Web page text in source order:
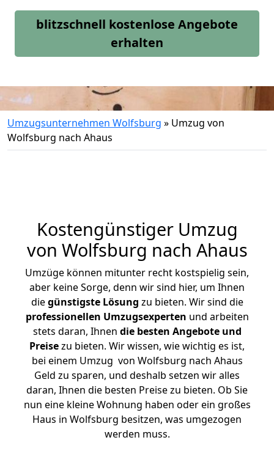
blitzschnell kostenlose Angebote
erhalten
Umzugsunternehmen Wolfsburg » Umzug von
Wolfsburg nach Ahaus
Kostengünstiger Umzug
von Wolfsburg nach Ahaus
Umzüge können mitunter recht kostspielig sein,
aber keine Sorge, denn wir sind hier, um Ihnen
diegünstigste Lösung zu bieten. Wir sind die
professionellen Umzugsexperten und arbeiten
stets daran, Ihnen die besten Angebote und
Preisezu bieten. Wir wissen, wie wichtig es ist,
bei einem Umzug von Wolfsburg nach Ahaus
Geld zu sparen, und deshalb setzen wir alles
daran, Ihnen die besten Preise zu bieten. Ob Sie
nun eine kleine Wohnung haben oder ein großes
Haus in Wolfsburg besitzen, was umgezogen
werden muss.